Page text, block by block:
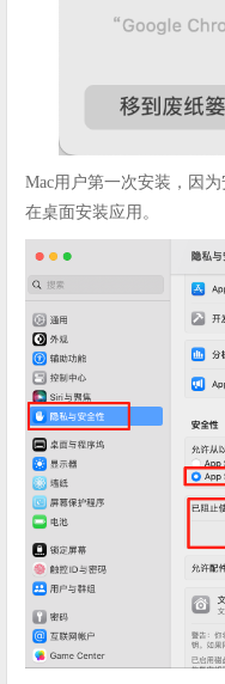
Mac用户第一次安装，因
在桌面安装应用。